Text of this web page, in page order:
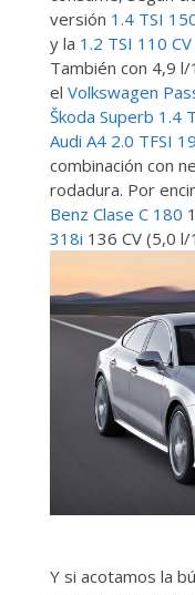
versión 1.4 TSI
y la 1.2 TSI 110 CV
También con 4,9
el Volkswagen
Škoda Superb 1.4
Audi A4 2.0 TFSI
combinación con
rodadura. Por
Benz Clase C 180
318i 136 CV (5,0
Y si acotamos la